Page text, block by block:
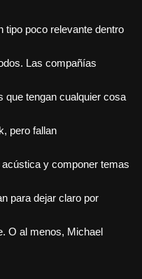
tipo poco relevante dentro
Las compañías
que tengan cualquier cosa
pero fallan
y componer temas
para dejar claro por
O al menos, Michael